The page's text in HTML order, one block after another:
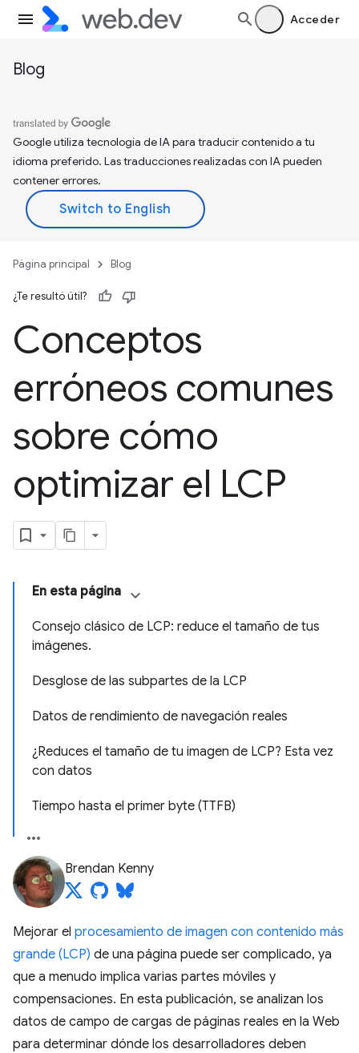
Acceder
Blog
Google utiliza tecnología de IA para traducir contenido a tu
idioma preferido. Las traducciones realizadas con IA pueden
contener errores.
Página principal Blog
¿Te resultó útil?
Conceptos
erróneos comunes
sobre cómo
optimizar el LCP
En esta página
Consejo clásico de LCP: reduce el tamaño de tus
imágenes.
Desglose de las subpartes de la LCP
Datos de rendimiento de navegación reales
¿Reduces el tamaño de tu imagen de LCP? Esta vez
con datos
Tiempo hasta el primer byte (TTFB)
Brendan Kenny
Mejorar el procesamiento de imagen con contenido más
grande (LCP) de una página puede ser complicado, ya
que a menudo implica varias partes móviles y
compensaciones. En esta publicación, se analizan los
datos de campo de cargas de páginas reales en la Web
para determinar dónde los desarrolladores deben